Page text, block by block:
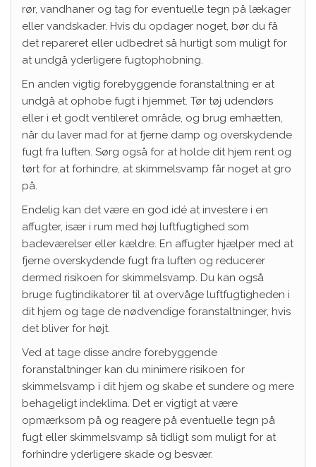
rør, vandhaner og tag for eventuelle tegn på lækager
eller vandskader. Hvis du opdager noget, bør du få
det repareret eller udbedret så hurtigt som muligt for
at undgå yderligere fugtophobning.
En anden vigtig forebyggende foranstaltning er at
undgå at ophobe fugt i hjemmet. Tør tøj udendørs
eller i et godt ventileret område, og brug emhætten,
når du laver mad for at fjerne damp og overskydende
fugt fra luften. Sørg også for at holde dit hjem rent og
tørt for at forhindre, at skimmelsvamp får noget at gro
på.
Endelig kan det være en god idé at investere i en
affugter, især i rum med høj luftfugtighed som
badeværelser eller kældre. En affugter hjælper med at
fjerne overskydende fugt fra luften og reducerer
dermed risikoen for skimmelsvamp. Du kan også
bruge fugtindikatorer til at overvåge luftfugtigheden i
dit hjem og tage de nødvendige foranstaltninger, hvis
det bliver for højt.
Ved at tage disse andre forebyggende
foranstaltninger kan du minimere risikoen for
skimmelsvamp i dit hjem og skabe et sundere og mere
behageligt indeklima. Det er vigtigt at være
opmærksom på og reagere på eventuelle tegn på
fugt eller skimmelsvamp så tidligt som muligt for at
forhindre yderligere skade og besvær.